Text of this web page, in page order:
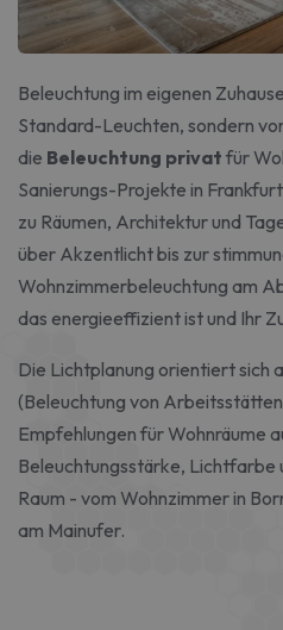
Beleuchtung im eigenen
Standard-Leuchten, sondern
die Beleuchtung privat für
Sanierungs-Projekte in
zu Räumen, Architektur und
über Akzentlicht bis zur
Wohnzimmerbeleuchtung am
das energieeffizient ist und Ihr
Die Lichtplanung orientiert sich
(Beleuchtung von
Empfehlungen für Wohnräume
Beleuchtungsstärke, Lichtfarbe
Raum - vom Wohnzimmer in
am Mainufer.